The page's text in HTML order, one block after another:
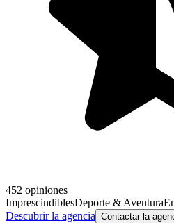
452 opiniones
ImprescindiblesDeporte & Aventura
Descubrir la agencia Contactar la